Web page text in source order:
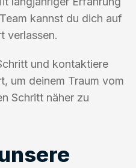
kannst du dich auf
verlassen.
und kontaktiere
um deinem Traum vom
Schritt näher zu